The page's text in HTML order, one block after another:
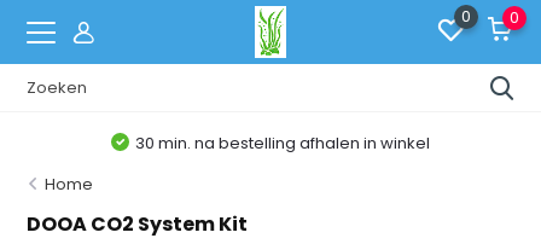
0 0
30 min. na bestelling afhalen in winkel
Home
DOOA CO2 System Kit